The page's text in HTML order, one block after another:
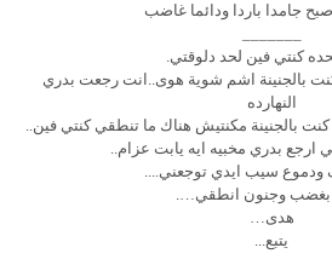
جامدا باردا ودائما غاضب
كنتي فين لحد دلوقتي.
بالجنينة اشم شوية هوى..انت رجعت بدري
النهارده
بالجنينة مكنتيش هناك ما تنطقي كنتي فين..
ارجع بدري مخبيه ايه يابت عزام..
سيب ايدي توجعني....
بغضب وجنون انطقي….
هدى…
يتبع...